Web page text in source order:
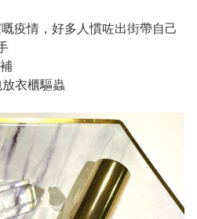
疫情，好多人慣咗出街帶自己
衣櫃驅蟲